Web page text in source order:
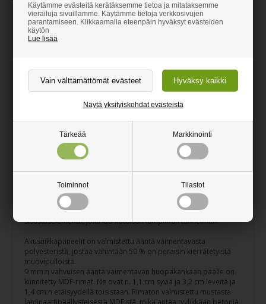
Käytämme evästeitä kerätäksemme tietoa ja mitataksemme
vierailuja sivuillamme. Käytämme tietoja verkkosivujen
parantamiseen. Klikkaamalla eteenpäin hyväksyt evästeiden
käytön
Lue lisää
Tärkeää Markkinointi
Toiminnot Tilastot
Näytä yksityiskohdat evästeistä
Akustiikkapaneeli Laminaatti -
Harmaa betoni MDF 60 x 240 cm
Ääntä vaimentava katto- tai seinäverhoilu
Helposti puhdistettava pinta
Laminaatilla päällystettyjen akustiikkapaneelien etuna on, että
ulkonäkö on suurelta osin identtinen paneelista toiseen.
Laminaatti on myös vastustuskykyinen auringon aiheuttamaa
halistumista vastaan. Laminaattia on vaikea naarmuttaa, ja se on
erittäin helppo puhdistaa eikä vaadi huoltoa.
Akustiikkapaneelit vaimentavat melua. Akustiikkapaneeleita
voidaan käyttää sekä seinien että katon verhoiluun tai
tilanjakajana. Äänen vaimentamisen lisäksi ne parantavat
akustiikkaa. Akustiikkapaneelit ovat ylellinen ja moderni
sisustuselementti, joka luo kotoisan lämpimän tunnelman.
Akustiikkapaneelit on valmistettu ääntä vaimentavasta
polyesteristä, jostaa vähintään 50 % on peräisin kierrätetyistä
muovipulloista.
9 mm:n vahvuisen ääntä vaimentavan huopakankaan päälle on
kiinnitetty MDF-rimat. Ne ovat n. 1,1 cm syviä ja 3,2 cm leveitä ja
1,4 cm:n etäisyydellä toisistaan. Rimaton valmistettu mustasta
laminaattipäällysteisestä MDF:stä, mikä antaa tyylikkään betonia